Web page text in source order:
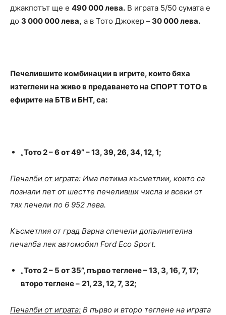
джакпотът ще е 490 000 лева. В играта 5/50 сумата е
до 3 000 000 лева, а в Тото Джокер – 30 000 лева.
Печелившите комбинации в игрите, които бяха
изтеглени на живо в предаването на СПОРТ ТОТО в
ефирите на БТВ и БНТ, са:
„Тото 2 – 6 от 49” –13, 39, 26, 34, 12, 1;
Печалби от играта: Има петима късметлии, които са
познали пет от шестте печеливши числа и всеки от
тях печели по 6 952 лева.
Късметлия от град Варна спечели допълнителна
печалба лек автомобил Ford Eco Sport.
„Тото 2 – 5 от 35”, първо теглене –13, 3, 16, 7, 17;
второ теглене – 21, 23, 12, 7, 32;
Печалби от играта: В първо и второ теглене на играта